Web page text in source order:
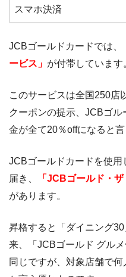
スマホ決済
JCBゴールドカードでは、
ービス」 が付帯しています
このサービスは全国250店
クーポンの提示、JCBゴ
金が全て20％offになると言
JCBゴールドカードを使
届き、
「JCBゴールド・ザ
があります。
昇格すると「ダイニング
来、「JCBゴールド グル
同じですが、対象店舗で